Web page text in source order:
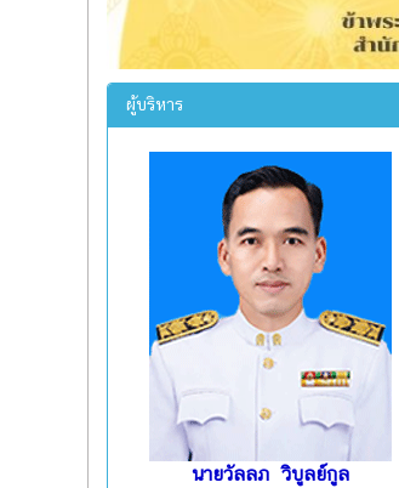
ผู้บริหาร
นายวัลลภ วิบูลย์กูล